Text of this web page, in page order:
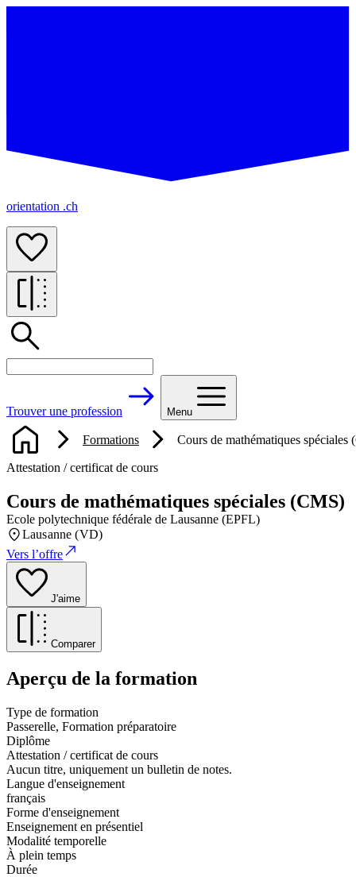
orientation .ch
Trouver une profession Menu
Formations Cours de mathématiques spéciales
Attestation / certificat de cours
Cours de mathématiques spéciales (CMS)
Ecole polytechnique fédérale de Lausanne (EPFL)
Lausanne (VD)
Vers l’offre
J'aime
Comparer
Aperçu de la formation
Type de formation
Passerelle, Formation préparatoire
Diplôme
Attestation / certificat de cours
Aucun titre, uniquement un bulletin de notes.
Langue d'enseignement
français
Forme d'enseignement
Enseignement en présentiel
Modalité temporelle
À plein temps
Durée